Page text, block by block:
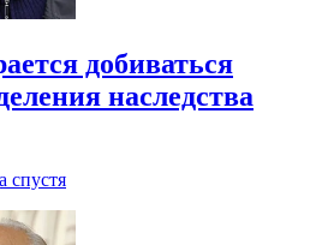
добиваться
наследства
спустя